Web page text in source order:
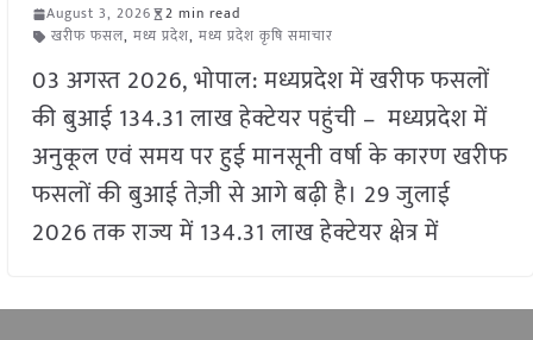
August 3, 2026
2 min read
खरीफ फसल, मध्य प्रदेश, मध्य प्रदेश कृषि समाचार
03 अगस्त 2026, भोपाल: मध्यप्रदेश में खरीफ फसलों
की बुआई 134.31 लाख हेक्टेयर पहुंची – मध्यप्रदेश में
अनुकूल एवं समय पर हुई मानसूनी वर्षा के कारण खरीफ
फसलों की बुआई तेज़ी से आगे बढ़ी है। 29 जुलाई
2026 तक राज्य में 134.31 लाख हेक्टेयर क्षेत्र में